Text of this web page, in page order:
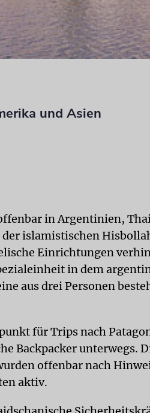
und Asien
in Argentinien,
der islamistischen
Einrichtungen
in dem
aus drei Personen
für Trips nach
Backpacker unterwegs.
offenbar nach
aktiv.